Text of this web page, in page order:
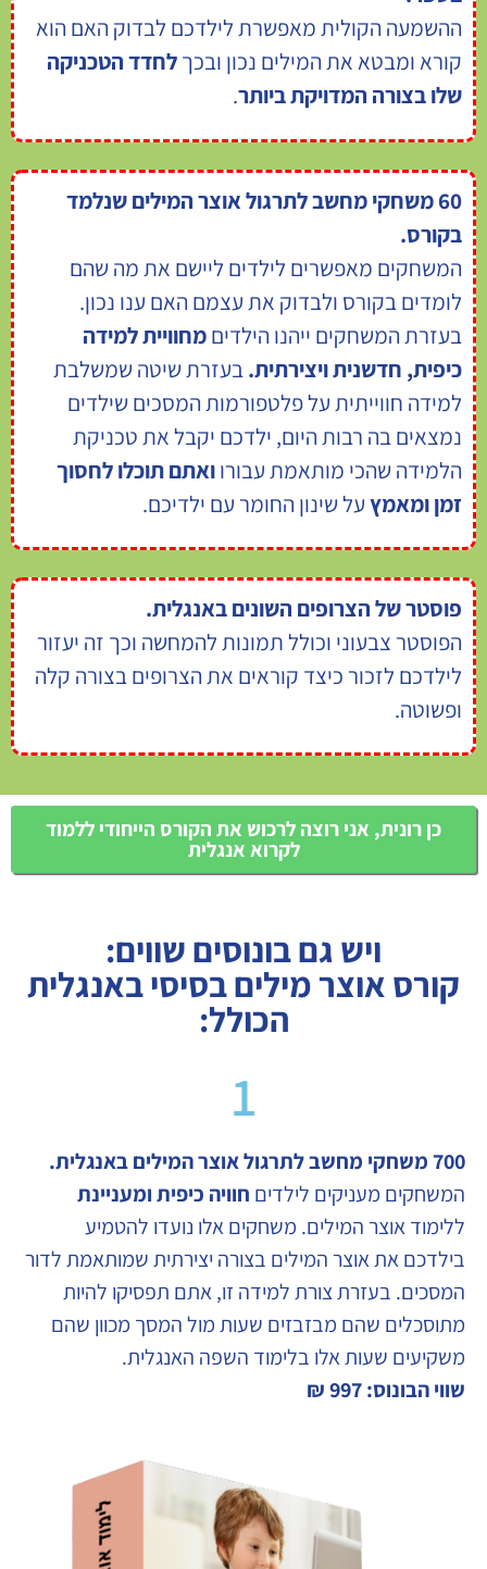
ההשמעה הקולית מאפשרת לילדכם לבדוק האם הוא
קורא ומבטא את המילים נכון ובכךלחדד הטכניקה
שלו בצורה המדויקת ביותר.
60 משחקי מחשב לתרגול אוצר המילים שנלמד
בקורס.
המשחקים מאפשרים לילדים ליישם את מה שהם
לומדים בקורס ולבדוק את עצמם האם ענו נכון.
בעזרת המשחקים ייהנו הילדיםמחוויית למידה
כיפית, חדשנית ויצירתית.בעזרת שיטה שמשלבת
למידה חווייתית על פלטפורמות המסכים שילדים
נמצאים בה רבות היום, ילדכם יקבל את טכניקת
הלמידה שהכי מותאמת עבורוואתם תוכלו לחסוך
זמן ומאמץעל שינון החומר עם ילדיכם.
פוסטר של הצרופים השונים באנגלית.
הפוסטר צבעוני וכולל תמונות להמחשה וכך זה יעזור
לילדכם לזכור כיצד קוראים את הצרופים בצורה קלה
ופשוטה.
כן רונית, אני רוצה לרכוש את הקורס הייחודי ללמוד
לקרוא אנגלית
ויש גם בונוסים שווים:
קורס אוצר מילים בסיסי באנגלית
הכולל:
1
700 משחקי מחשב לתרגול אוצר המילים באנגלית
.
המשחקים מעניקים לילדים חוויה כיפית ומעניינת
ללימוד אוצר המילים. משחקים אלו נועדו להטמיע
בילדכם את אוצר המילים בצורה יצירתית שמותאמת לדור
המסכים. בעזרת צורת למידה זו, אתם תפסיקו להיות
מתוסכלים שהם מבזבזים שעות מול המסך מכוון שהם
משקיעים שעות אלו בלימוד השפה האנגלית.
שווי הבונוס: 997 ₪